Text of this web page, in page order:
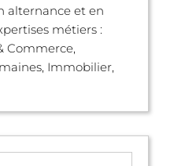
alternance et en
métiers :
Commerce,
Immobilier,